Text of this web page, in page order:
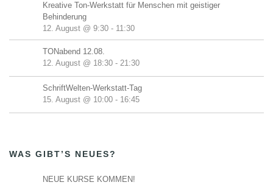
Kreative Ton-Werkstatt für Menschen mit geistiger
Behinderung
12. August @ 9:30 - 11:30
TONabend 12.08.
12. August @ 18:30 - 21:30
SchriftWelten-Werkstatt-Tag
15. August @ 10:00 - 16:45
WAS GIBT’S NEUES?
NEUE KURSE KOMMEN!